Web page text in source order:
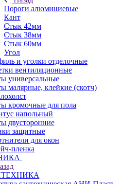
Пороги алюминиевые
Кант
Стык 42мм
Стык 38мм
Стык 60мм
Угол
и уголки отделочные
вентиляционные
универсальные
малярные, клейкие (скотч)
кромочные для пола
напольный
двусторонние
защитные
для окон
пленка